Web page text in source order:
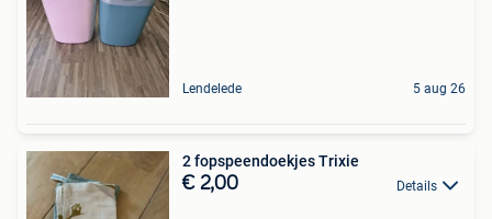
Lendelede 5 aug 26
2 fopspeendoekjes Trixie
€ 2,00 Details